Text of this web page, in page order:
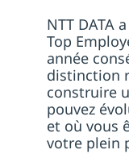
NTT DATA
Top
année
distinction
construire
pouvez
et où vous
votre plein